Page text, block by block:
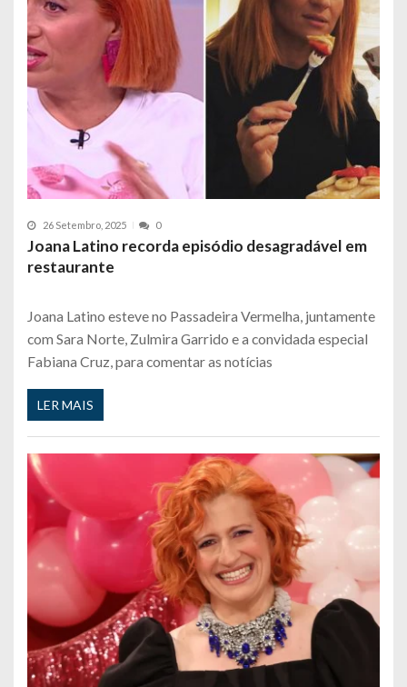
26 Setembro, 2025 0
Joana Latino recorda episódio desagradável em
restaurante
Joana Latino esteve no Passadeira Vermelha, juntamente
com Sara Norte, Zulmira Garrido e a convidada especial
Fabiana Cruz, para comentar as notícias
LER MAIS